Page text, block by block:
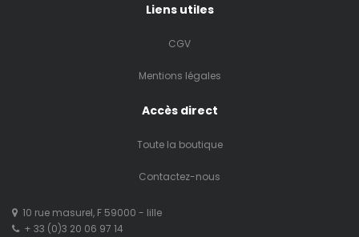
Liens utiles
CGV
Mentions légales
Accès direct
Toute la boutique
Contactez-nous
10 rue masurel, F 59000 - lille
+ 33 (0)3 20 06 97 14